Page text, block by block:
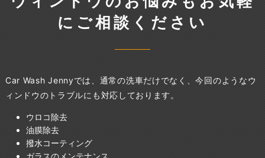
にご相談ください
Car Wash Jennyでは、通常の洗車だけでなく、今回のようなウ
ィンドウのトラブルにも対応しております。
ウロコ除去
油膜除去
撥水コーティング
ガラスのメンテナンス